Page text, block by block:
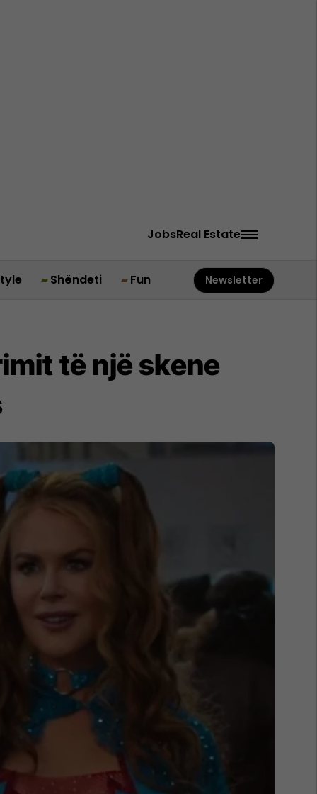
JobsReal Estate
Shëndeti Fun Newsletter
të një skene